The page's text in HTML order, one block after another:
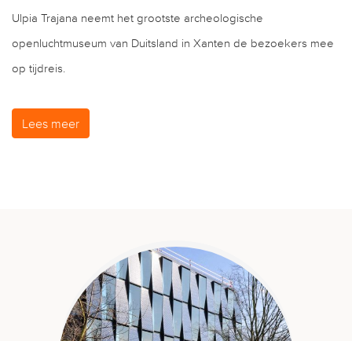
Ulpia Trajana neemt het grootste archeologische
openluchtmuseum van Duitsland in Xanten de bezoekers mee
op tijdreis.
Lees meer